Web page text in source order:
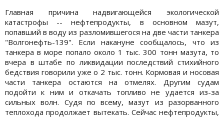
Главная причина надвигающейся экологической
катастрофы -- нефтепродукты, в основном мазут,
попавший в воду из разломившегося на две части танкера
"Волгонефть-139". Если накануне сообщалось, что из
танкера в море попало около 1 тыс. 300 тонн мазута, то
вчера в штабе по ликвидации последствий стихийного
бедствия говорили уже о 2 тыс. тонн. Кормовая и носовая
части танкера остаются на отмелях. Другим судам
подойти к ним и откачать топливо не удается из-за
сильных волн. Судя по всему, мазут из разорванного
теплохода продолжает вытекать. Сейчас нефтепродукты,